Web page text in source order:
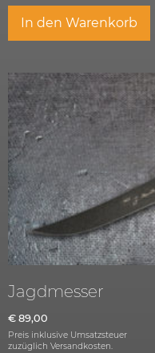
In den Warenkorb
Jagdmesser
€ 89,00
Preis inklusive Umsatzsteuer
zuzüglich Versandkosten.